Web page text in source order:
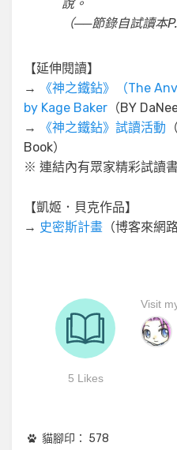
說。
（──節錄自試讀本
【延伸閱讀】
→
《神之鐵鉆》（The
by Kage Baker （BY
→
《神之鐵鉆》試讀活動
Book）
※ 連結內有眾家精彩試讀
【凱姬．貝克作品】
→ 史密斯計畫 （博客來網
貓腳印： 578